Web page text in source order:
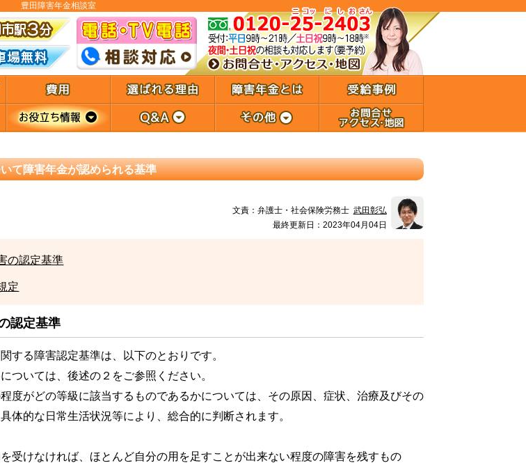
豊田障害年金相談室
て障害年金が認められる基準
文責： 弁護士・社会保険労務士 武田彰弘
最終更新日：2023年04月04日
の認定基準
定
認定基準
する障害認定基準は、以下のとおりです。
いては、後述の２をご参照ください。
度がどの等級に該当するものであるかについては、その原因、症状、治療及びその
体的な日常生活状況等により、総合的に判断されます。
受けなければ、ほとんど自分の用を足すことが出来ない程度の障害を残すもの